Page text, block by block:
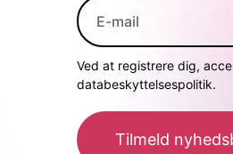
Ved at registrere dig,
databeskyttelsespolitik.
Tilmeld